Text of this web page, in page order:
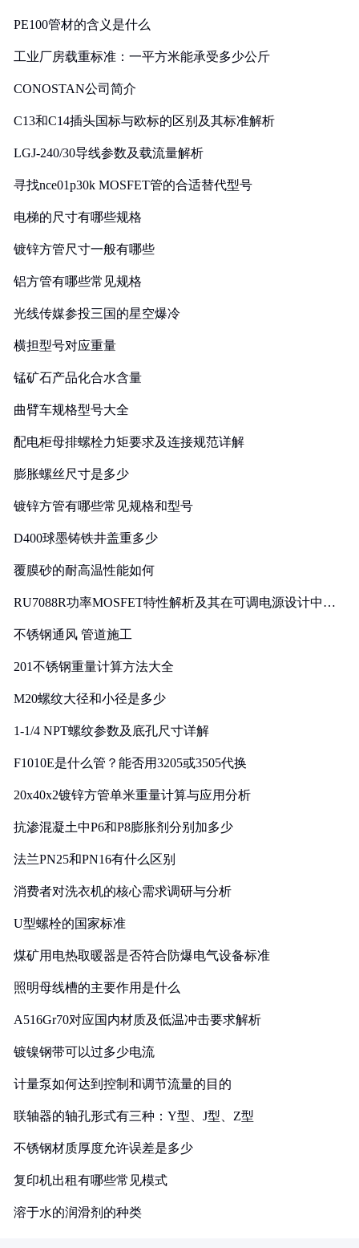
PE100管材的含义是什么
工业厂房载重标准：一平方米能承受多少公斤
CONOSTAN公司简介
C13和C14插头国标与欧标的区别及其标准解析
LGJ-240/30导线参数及载流量解析
寻找nce01p30k MOSFET管的合适替代型号
电梯的尺寸有哪些规格
镀锌方管尺寸一般有哪些
铝方管有哪些常见规格
光线传媒参投三国的星空爆冷
横担型号对应重量
锰矿石产品化合水含量
曲臂车规格型号大全
配电柜母排螺栓力矩要求及连接规范详解
膨胀螺丝尺寸是多少
镀锌方管有哪些常见规格和型号
D400球墨铸铁井盖重多少
覆膜砂的耐高温性能如何
RU7088R功率MOSFET特性解析及其在可调电源设计中的
不锈钢通风 管道施工
201不锈钢重量计算方法大全
M20螺纹大径和小径是多少
1-1/4 NPT螺纹参数及底孔尺寸详解
F1010E是什么管？能否用3205或3505代换
20x40x2镀锌方管单米重量计算与应用分析
抗渗混凝土中P6和P8膨胀剂分别加多少
法兰PN25和PN16有什么区别
消费者对洗衣机的核心需求调研与分析
U型螺栓的国家标准
煤矿用电热取暖器是否符合防爆电气设备标准
照明母线槽的主要作用是什么
A516Gr70对应国内材质及低温冲击要求解析
镀镍钢带可以过多少电流
计量泵如何达到控制和调节流量的目的
联轴器的轴孔形式有三种：Y型、J型、Z型
不锈钢材质厚度允许误差是多少
复印机出租有哪些常见模式
溶于水的润滑剂的种类